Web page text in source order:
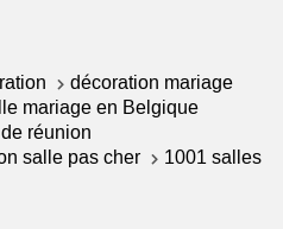
décoration mariage
mariage en Belgique
réunion
salle pas cher
1001 salles